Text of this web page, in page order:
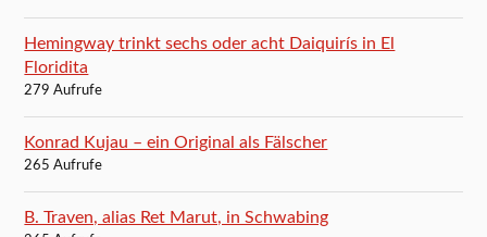
Hemingway trinkt sechs oder acht Daiquirís in El
Floridita
279 Aufrufe
Konrad Kujau – ein Original als Fälscher
265 Aufrufe
B. Traven, alias Ret Marut, in Schwabing